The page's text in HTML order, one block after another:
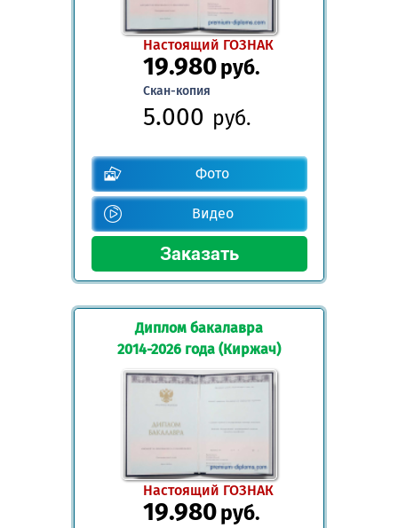
Настоящий ГОЗНАК
19.980руб.
Скан-копия
5.000 руб.
Фото
Видео
Диплом бакалавра
2014-2026 года (Киржач)
Настоящий ГОЗНАК
19.980руб.